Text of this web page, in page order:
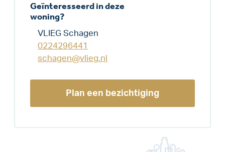
Geïnteresseerd in deze
woning?
VLIEG Schagen
0224296441
schagen@vlieg.nl
Plan een bezichtiging